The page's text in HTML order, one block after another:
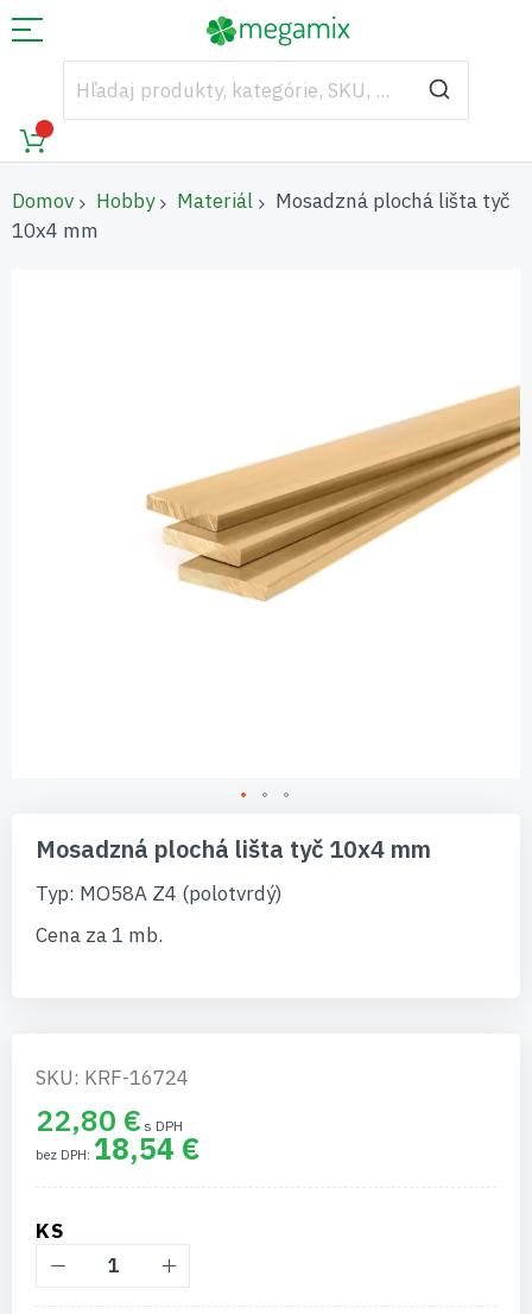
Domov Hobby Materiál
Mosadzná plochá lišta tyč
10x4 mm
začiatok
galérie
obrázkov
Mosadzná plochá lišta tyč 10x4 mm
Typ: MO58A Z4 (polotvrdý)
Cena za 1 mb.
SKU: KRF-16724
22,80 €
18,54 €
KS